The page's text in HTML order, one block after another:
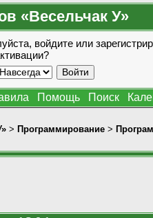
«Весельчак У»
войдите или
Помощь Поиск
> Программирование >